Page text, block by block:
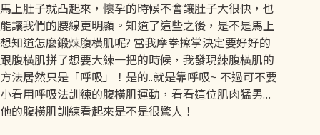
馬上肚子就凸起來，懷孕的時候不會讓肚子大很快，也
能讓我們的腰線更明顯。知道了這些之後，是不是馬上
想知道怎麼鍛煉腹橫肌呢? 當我摩拳擦掌決定要好好的
跟腹橫肌拼了想要大練一把的時候，我發現練腹橫肌的
方法居然只是「呼吸」！是的..就是靠呼吸~ 不過可不要
小看用呼吸法訓練的腹橫肌運動，看看這位肌肉猛男…
他的腹橫肌訓練看起來是不是很驚人！